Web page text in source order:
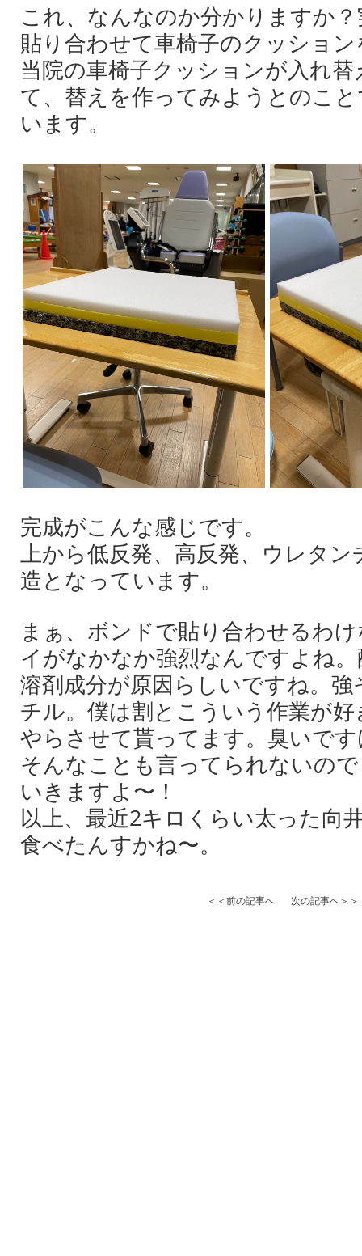
これ、なんなのか分かりますか
貼り合わせて車椅子のクッショ
当院の車椅子クッションが入れ
て、替えを作ってみようとのこ
います。
完成がこんな感じです。
上から低反発、高反発、ウレタ
造となっています。
まぁ、ボンドで貼り合わせるわ
イがなかなか強烈なんですよね
溶剤成分が原因らしいですね。
チル。僕は割とこういう作業が
やらさせて貰ってます。臭いで
そんなことも言ってられないの
いきますよ〜！
以上、最近2キロくらい太った向
食べたんすかね〜。
＜＜前の記事へ 次の記事へ＞＞